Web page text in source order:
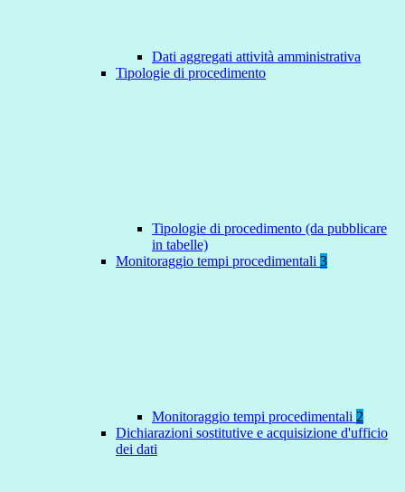
Dati aggregati attività amministrativa
Tipologie di procedimento
Tipologie di procedimento (da pubblicare
in tabelle)
Monitoraggio tempi procedimentali 3
Monitoraggio tempi procedimentali 2
Dichiarazioni sostitutive e acquisizione d'ufficio
dei dati